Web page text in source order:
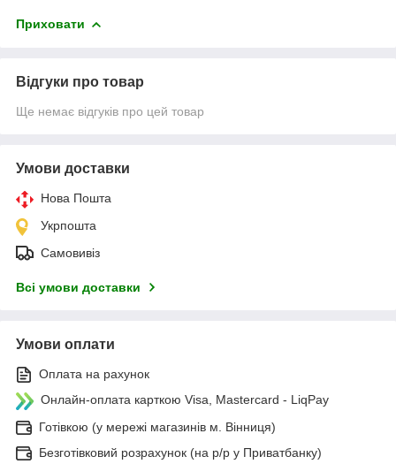
Приховати
Відгуки про товар
Ще немає відгуків про цей товар
Умови доставки
Нова Пошта
Укрпошта
Самовивіз
Всі умови доставки
Умови оплати
Оплата на рахунок
Онлайн-оплата карткою Visa, Mastercard - LiqPay
Готівкою (у мережі магазинів м. Вінниця)
Безготівковий розрахунок (на р/р у Приватбанку)